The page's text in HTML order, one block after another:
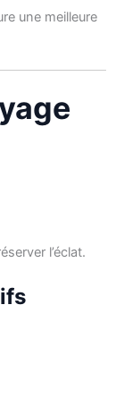
une meilleure
l’éclat.